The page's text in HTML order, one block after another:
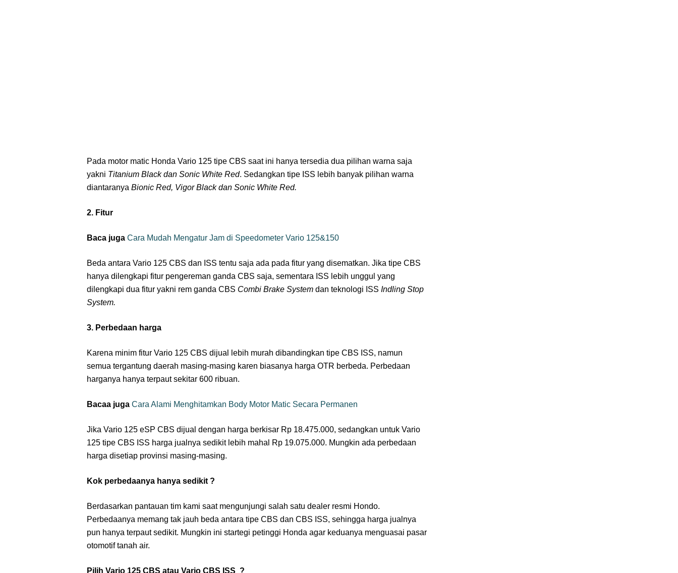
Pada motor matic Honda Vario 125 tipe CBS saat ini hanya tersedia dua pilihan warna saja
yakni Titanium Black dan Sonic White Red. Sedangkan tipe ISS lebih banyak pilihan warna
diantaranya Bionic Red, Vigor Black dan Sonic White Red.
2. Fitur
Baca juga Cara Mudah Mengatur Jam di Speedometer Vario 125&150
Beda antara Vario 125 CBS dan ISS tentu saja ada pada fitur yang disematkan. Jika tipe CBS
hanya dilengkapi fitur pengereman ganda CBS saja, sementara ISS lebih unggul yang
dilengkapi dua fitur yakni rem ganda CBS Combi Brake System dan teknologi ISS Indling Stop
System.
3. Perbedaan harga
Karena minim fitur Vario 125 CBS dijual lebih murah dibandingkan tipe CBS ISS, namun
semua tergantung daerah masing-masing karen biasanya harga OTR berbeda. Perbedaan
harganya hanya terpaut sekitar 600 ribuan.
Bacaa juga Cara Alami Menghitamkan Body Motor Matic Secara Permanen
Jika Vario 125 eSP CBS dijual dengan harga berkisar Rp 18.475.000, sedangkan untuk Vario
125 tipe CBS ISS harga jualnya sedikit lebih mahal Rp 19.075.000. Mungkin ada perbedaan
harga disetiap provinsi masing-masing.
Kok perbedaanya hanya sedikit ?
Berdasarkan pantauan tim kami saat mengunjungi salah satu dealer resmi Hondo.
Perbedaanya memang tak jauh beda antara tipe CBS dan CBS ISS, sehingga harga jualnya
pun hanya terpaut sedikit. Mungkin ini startegi petinggi Honda agar keduanya menguasai pasar
otomotif tanah air.
Pilih Vario 125 CBS atau Vario CBS ISS ?